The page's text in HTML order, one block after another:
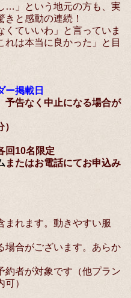
…」という地元の方も、実
と感動の連続！
ていいわ」と言っていま
れは本当に良かった」と目
ー掲載日
告なく中止になる場合が
）
回10名限定
またはお電話にてお申込み
まれます。動きやすい服
場合がございます。あらか
約者が対象です（他プラン
）